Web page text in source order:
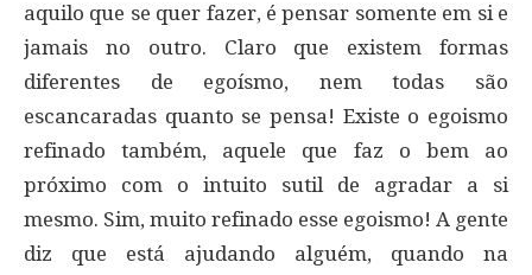
aquilo que se quer fazer, é pensar somente em si e
jamais no outro. Claro que existem formas
diferentes de egoísmo, nem todas são
escancaradas quanto se pensa! Existe o egoismo
refinado também, aquele que faz o bem ao
próximo com o intuito sutil de agradar a si
mesmo. Sim, muito refinado esse egoismo! A gente
diz que está ajudando alguém, quando na